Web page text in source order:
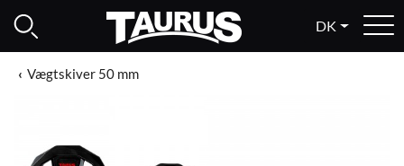
DK
Vægtskiver 50 mm